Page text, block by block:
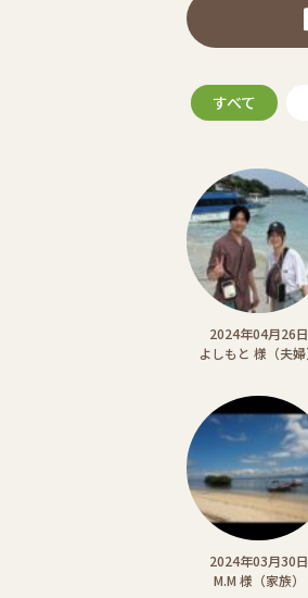
すべて
2024年04月26日
よしもと 様（夫婦
2024年03月30日
M.M 様（家族）